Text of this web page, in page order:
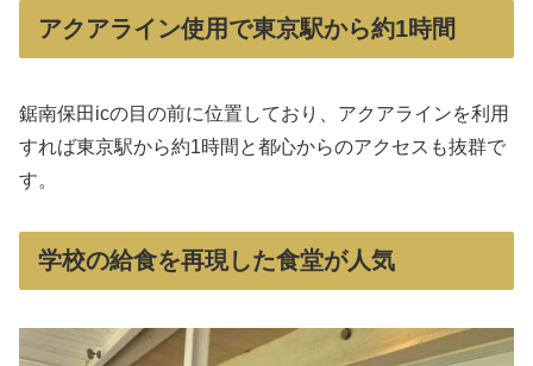
アクアライン使用で東京駅から約1時間
鋸南保田icの目の前に位置しており、アクアラインを利用
すれば東京駅から約1時間と都心からのアクセスも抜群で
す。
学校の給食を再現した食堂が人気